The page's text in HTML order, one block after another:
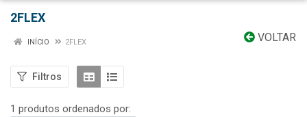
2FLEX
VOLTAR
INÍCIO 2FLEX
Filtros
1 produtos ordenados por: